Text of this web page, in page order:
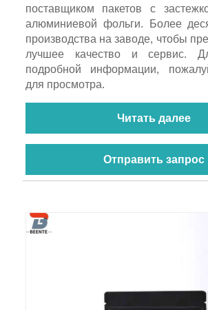
поставщиком пакетов с
алюминиевой фольги. Более
производства на заводе, чтобы
лучшее качество и сервис.
подробной информации,
для просмотра.
Читать далее
Отправить запрос